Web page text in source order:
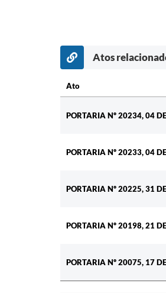
Atos
Ato
PORTARIA Nº 20234, 04
PORTARIA Nº 20233, 04
PORTARIA Nº 20225, 31
PORTARIA Nº 20198, 21
PORTARIA Nº 20075, 17